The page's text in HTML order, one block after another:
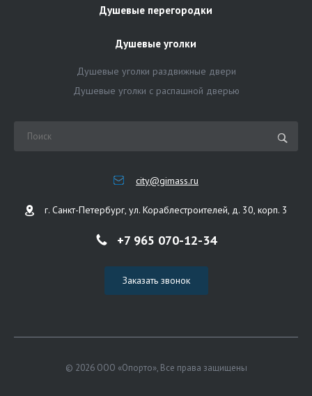
Душевые перегородки
Душевые уголки
Душевые уголки раздвижные двери
Душевые уголки с распашной дверью
city@gimass.ru
г. Санкт-Петербург, ул. Кораблестроителей, д. 30, корп. 3
+7 965 070-12-34
Заказать звонок
© 2026 ООО «Опорто», Все права защищены